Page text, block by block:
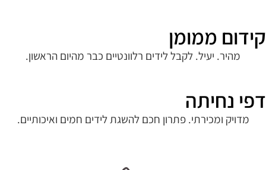
קידום ממומן
מהיר. יעיל. לקבל לידים רלוונטיים כבר מהיום הראשון.
דפי נחיתה
מדויק ומכירתי. פתרון חכם להשגת לידים חמים ואיכותיים.